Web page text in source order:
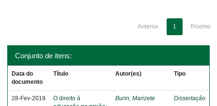
Anterior 1 Póximo
Conjunto de itens:
Data do
documento
Título Autor(es) Tipo
28-Fev-2019
O direito à
Burin, Marizete Dissertação